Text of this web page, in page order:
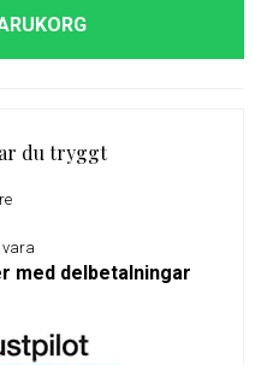
du tryggt
vara
med delbetalningar